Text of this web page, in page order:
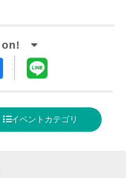
Facebook
る
イベントカテゴリ